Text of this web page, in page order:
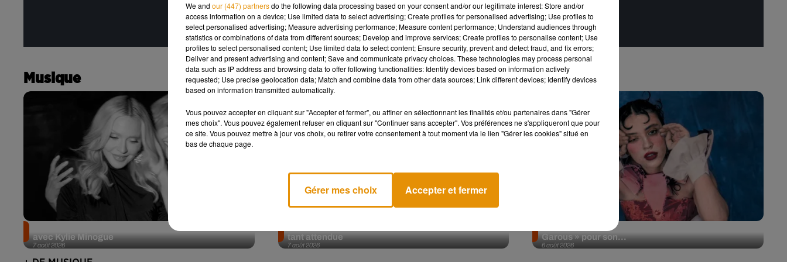
Afficher l'élément
Musique
7 août 2026
Madonna sort enfin le remix de « Love Sensation »
avec Kylie Minogue
7 août 2026
tant attendue
6 août 2026
Pomme emprunte le décor de l’émission « Loups
Garous » pour son...
We and our (447) partnersdo the following data processing based on your consent and/or our legitimate interest: Store and/or
access information on a device; Use limited data to select advertising; Create profiles for personalised advertising; Use profiles to
select personalised advertising; Measure advertising performance; Measure content performance; Understand audiences through
statistics or combinations of data from different sources; Develop and improve services; Create profiles to personalise content; Use
profiles to select personalised content; Use limited data to select content; Ensure security, prevent and detect fraud, and fix errors;
Deliver and present advertising and content; Save and communicate privacy choices. These technologies may process personal
data such as IP address and browsing data to offer following functionalities: Identify devices based on information actively
requested; Use precise geolocation data; Match and combine data from other data sources; Link different devices; Identify devices
based on information transmitted automatically.
Vous pouvez accepter en cliquant sur "Accepter et fermer", ou affiner en sélectionnant les finalités et/ou partenaires dans "Gérer
mes choix". Vous pouvez également refuser en cliquant sur "Continuer sans accepter". Vos préférences ne s'appliqueront que pour
ce site. Vous pouvez mettre à jour vos choix, ou retirer votre consentement à tout moment via le lien "Gérer les cookies" situé en
bas de chaque page.
Gérer mes choix Accepter et fermer